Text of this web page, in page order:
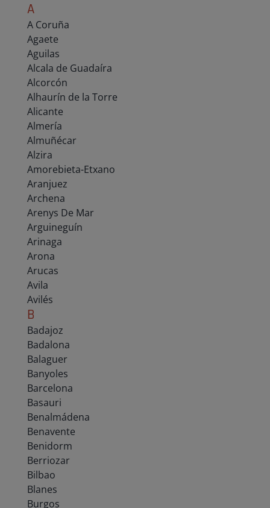
A
A Coruña
Agaete
Aguilas
Alcala de Guadaíra
Alcorcón
Alhaurín de la Torre
Alicante
Almería
Almuñécar
Alzira
Amorebieta-Etxano
Aranjuez
Archena
Arenys De Mar
Arguineguín
Arinaga
Arona
Arucas
Avila
Avilés
B
Badajoz
Badalona
Balaguer
Banyoles
Barcelona
Basauri
Benalmádena
Benavente
Benidorm
Berriozar
Bilbao
Blanes
Burgos